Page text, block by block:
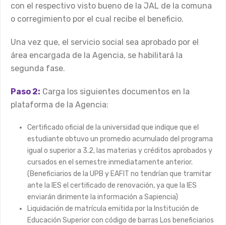
con el respectivo visto bueno de la JAL de la comuna
o corregimiento por el cual recibe el beneficio.
Una vez que, el servicio social sea aprobado por el
área encargada de la Agencia, se habilitará la
segunda fase.
Paso 2: Carga los siguientes documentos en la
plataforma de la Agencia:
Certificado oficial de la universidad que indique que el
estudiante obtuvo un promedio acumulado del programa
igual o superior a 3.2, las materias y créditos aprobados y
cursados en el semestre inmediatamente anterior.
(Beneficiarios de la UPB y EAFIT no tendrían que tramitar
ante la IES el certificado de renovación, ya que la IES
enviarán dirimente la información a Sapiencia)
Liquidación de matrícula emitida por la Institución de
Educación Superior con código de barras Los beneficiarios